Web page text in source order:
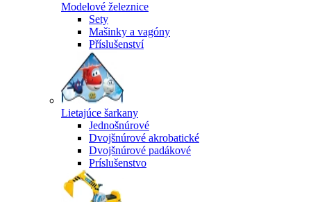
Modelové železnice
Sety
Mašinky a vagóny
Příslušenství
Lietajúce šarkany
Jednošnúrové
Dvojšnúrové akrobatické
Dvojšnúrové padákové
Príslušenstvo